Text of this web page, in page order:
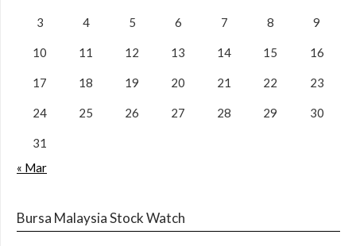
3 4 5 6 7 8 9
10 11 12 13 14 15 16
17 18 19 20 21 22 23
24 25 26 27 28 29 30
31
« Mar
Bursa Malaysia Stock Watch